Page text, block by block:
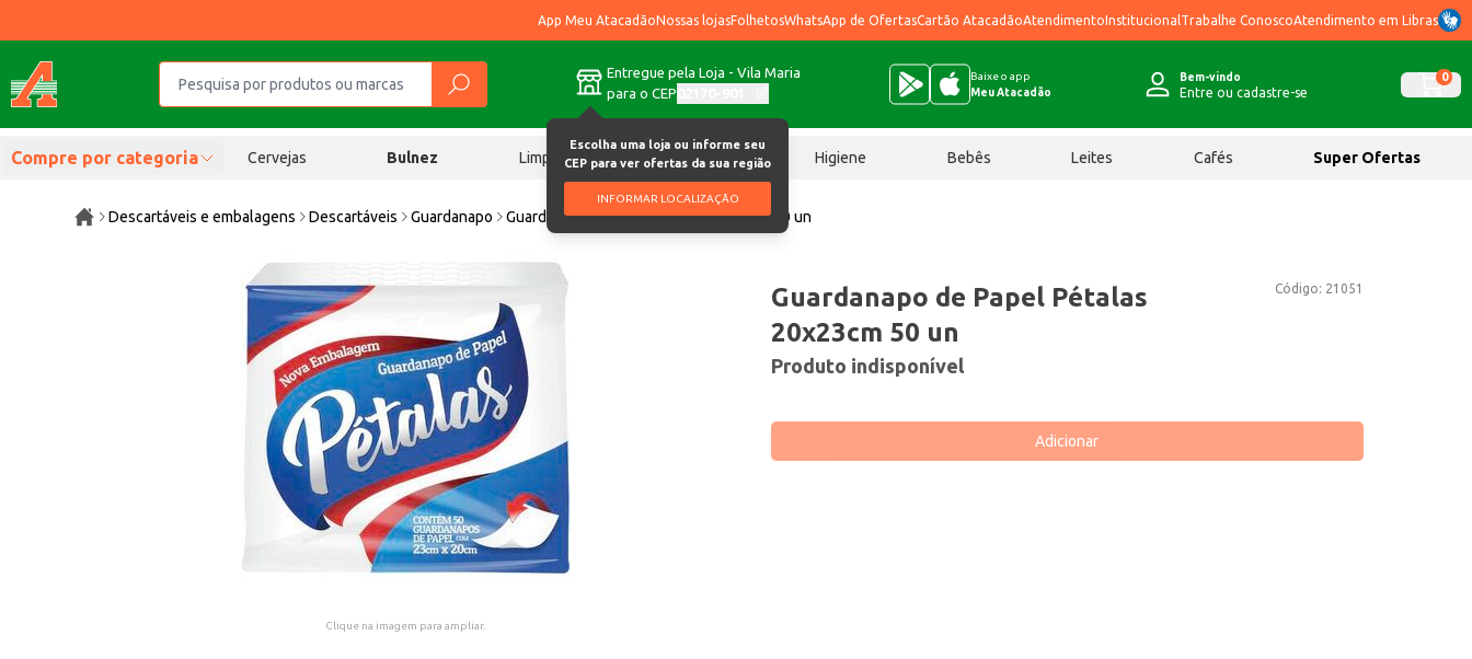
App Meu AtacadãoNossas lojasFolhetosWhatsApp de OfertasCartão AtacadãoAtendimentoInstitucional Trabalhe ConoscoAtendimento em Libras
Entregue pela Loja - Vila Maria
para o CEP
Escolha uma loja ou informe seu
CEP para ver ofertas da sua região
INFORMAR LOCALIZAÇÃO
Baixe o app
Meu Atacadão
Bem-vindo
Entre ou cadastre-se
0
Compre por categoria Cervejas Bulnez Limpeza Chocolates Higiene Bebês Leites Cafés Super Ofertas
Descartáveis e embalagens Descartáveis Guardanapo Guardanapo de Papel Pétalas 20x23cm 50 un
Clique na imagem para ampliar.
Código: 21051
Guardanapo de Papel Pétalas
20x23cm 50 un
Produto indisponível
Adicionar